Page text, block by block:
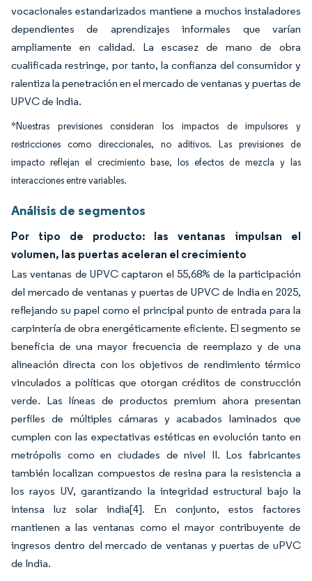
vocacionales estandarizados mantiene a muchos instaladores
dependientes de aprendizajes informales que varían
ampliamente en calidad. La escasez de mano de obra
cualificada restringe, por tanto, la confianza del consumidor y
ralentiza la penetración en el mercado de ventanas y puertas de
UPVC de India.
*Nuestras previsiones consideran los impactos de impulsores y
restricciones como direccionales, no aditivos. Las previsiones de
impacto reflejan el crecimiento base, los efectos de mezcla y las
interacciones entre variables.
Análisis de segmentos
Por tipo de producto: las ventanas impulsan el
volumen, las puertas aceleran el crecimiento
Las ventanas de UPVC captaron el 55,68% de la participación
del mercado de ventanas y puertas de UPVC de India en 2025,
reflejando su papel como el principal punto de entrada para la
carpintería de obra energéticamente eficiente. El segmento se
beneficia de una mayor frecuencia de reemplazo y de una
alineación directa con los objetivos de rendimiento térmico
vinculados a políticas que otorgan créditos de construcción
verde. Las líneas de productos premium ahora presentan
perfiles de múltiples cámaras y acabados laminados que
cumplen con las expectativas estéticas en evolución tanto en
metrópolis como en ciudades de nivel II. Los fabricantes
también localizan compuestos de resina para la resistencia a
los rayos UV, garantizando la integridad estructural bajo la
intensa luz solar india[4]. En conjunto, estos factores
mantienen a las ventanas como el mayor contribuyente de
ingresos dentro del mercado de ventanas y puertas de uPVC
de India.